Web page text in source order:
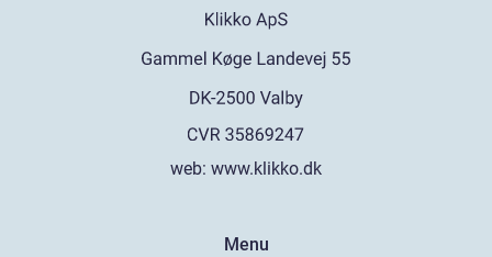
web: www.klikko.dk
Menu